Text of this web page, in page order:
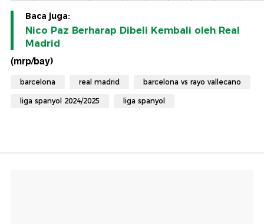
Baca juga:
Nico Paz Berharap Dibeli Kembali oleh Real
Madrid
(mrp/bay)
barcelona real madrid barcelona vs rayo vallecano
liga spanyol 2024/2025 liga spanyol